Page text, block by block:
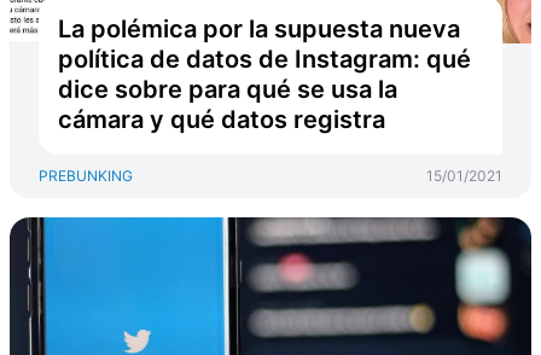
La polémica por la supuesta nueva
política de datos de Instagram: qué
dice sobre para qué se usa la
cámara y qué datos registra
PREBUNKING 15/01/2021